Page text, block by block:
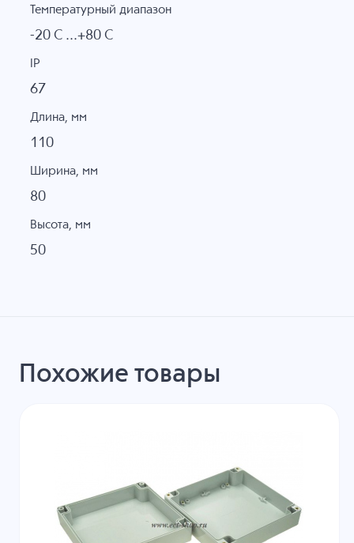
Температурный диапазон
-20 C ...+80 C
IP
67
Длина, мм
110
Ширина, мм
80
Высота, мм
50
Похожие товары